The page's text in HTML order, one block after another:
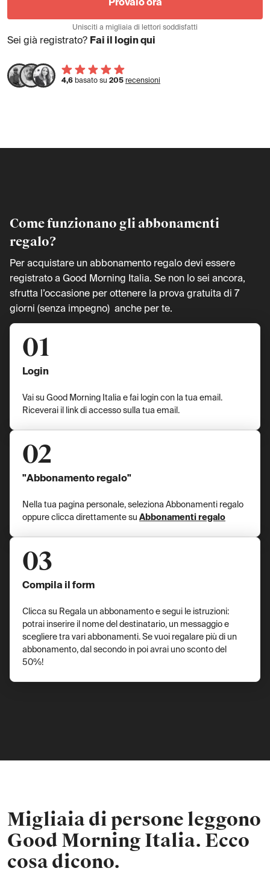
Provalo ora
Unisciti a migliaia di lettori soddisfatti
Sei già registrato? Fai il login qui
4,6 basato su 205 recensioni
Come funzionano gli abbonamenti
regalo?
Per acquistare un abbonamento regalo devi essere
registrato a Good Morning Italia. Se non lo sei ancora,
sfrutta l’occasione per ottenere la prova gratuita di 7
giorni (senza impegno) anche per te.
01
Login
Vai su Good Morning Italia e fai login con la tua email.
Riceverai il link di accesso sulla tua email.
02
"Abbonamento regalo"
Nella tua pagina personale, seleziona Abbonamenti regalo
oppure clicca direttamente su Abbonamenti regalo
03
Compila il form
Clicca su Regala un abbonamento e segui le istruzioni:
potrai inserire il nome del destinatario, un messaggio e
scegliere tra vari abbonamenti. Se vuoi regalare più di un
abbonamento, dal secondo in poi avrai uno sconto del
50%!
Migliaia di persone leggono
Good Morning Italia. Ecco
cosa dicono.